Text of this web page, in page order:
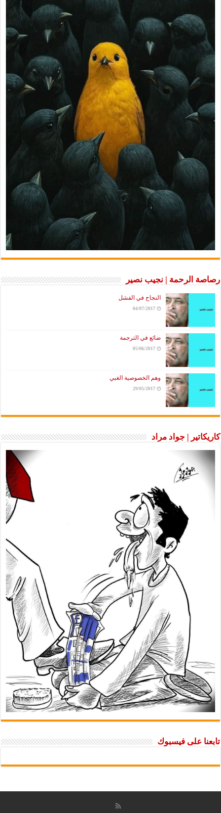
رصاصة الرحمة | نجيب نصير
النجاح في الفشل
04/07/2017
ضائع في الترجمة
05/06/2017
وهم الخصوصية الغبي
29/05/2017
كاريكاتير | جواد مراد
تابعنا على فيسبوك